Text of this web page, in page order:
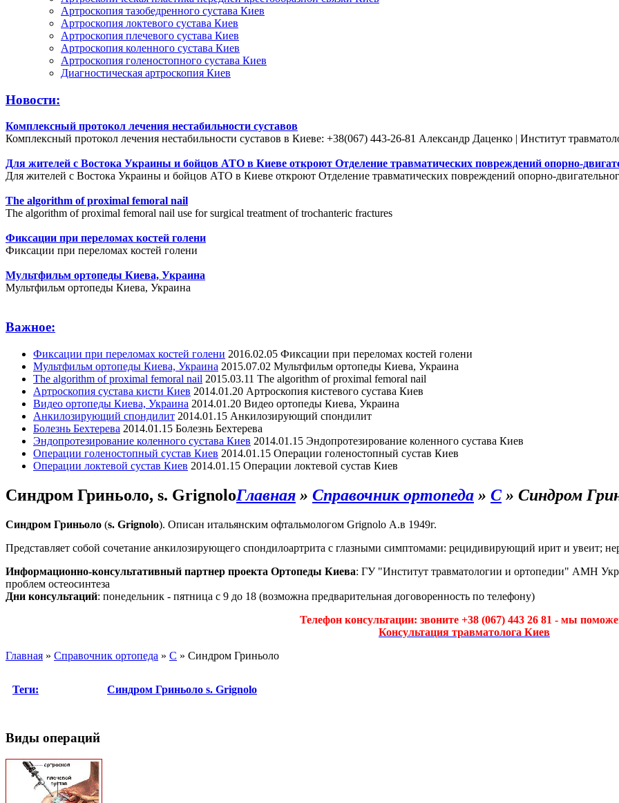
Артроскопия тазобедренного сустава Киев
Артроскопия локтевого сустава Киев
Артроскопия плечевого сустава Киев
Артроскопия коленного сустава Киев
Артроскопия голеностопного сустава Киев
Диагностическая артроскопия Киев
Новости:
Комплексный протокол лечения нестабильности суставов
Комплексный протокол лечения нестабильности суставов в Киеве: +38(067) 443-26-81 Александр Даценко | Институт
Для жителей с Востока Украины и бойцов АТО в Киеве откроют Отделение травматических повреждений опорно-
Для жителей с Востока Украины и бойцов АТО в Киеве откроют Отделение травматических повреждений опорно-
The algorithm of proximal femoral nail
The algorithm of proximal femoral nail use for surgical treatment of trochanteric fractures
Фиксации при переломах костей голени
Фиксации при переломах костей голени
Мультфильм ортопеды Киева, Украина
Мультфильм ортопеды Киева, Украина
Важное:
Фиксации при переломах костей голени 2016.02.05 Фиксации при переломах костей голени
Мультфильм ортопеды Киева, Украина 2015.07.02 Мультфильм ортопеды Киева, Украина
The algorithm of proximal femoral nail 2015.03.11 The algorithm of proximal femoral nail
Артроскопия сустава кисти Киев 2014.01.20 Артроскопия кистевого сустава Киев
Видео ортопеды Киева, Украина 2014.01.20 Видео ортопеды Киева, Украина
Анкилозирующий спондилит 2014.01.15 Анкилозирующий спондилит
Болезнь Бехтерева 2014.01.15 Болезнь Бехтерева
Эндопротезирование коленного сустава Киев 2014.01.15 Эндопротезирование коленного сустава Киев
Операции голеностопный сустав Киев 2014.01.15 Операции голеностопный сустав Киев
Операции локтевой сустав Киев 2014.01.15 Операции локтевой сустав Киев
Синдром Гриньоло, s. GrignoloГлавная » Справочник ортопеда » С» Синдром
Синдром Гриньоло (s. Grignolo). Описан итальянским офтальмологом Grignolo А.в 1949г.
Представляет собой сочетание анкилозирующего спондилоартрита с глазными симптомами: рецидивирующий ирит и увеит;
Информационно-консультативный партнер проекта Ортопеды Киева: ГУ "Институт травматологии и ортопедии" АМН
проблем остеосинтеза
Дни консультаций: понедельник - пятница с 9 до 18 (возможна предварительная договоренность по телефону)
Телефон консультации: звоните +38 (067) 443 26 81 - мы
Консультация травматолога Киев
Главная » Справочник ортопеда » С » Синдром Гриньоло
Теги: Синдром Гриньоло s. Grignolo
Виды операций